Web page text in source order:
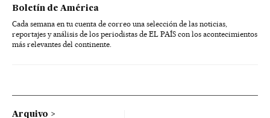
Boletín de América
Cada semana en tu cuenta de correo una selección de las noticias,
reportajes y análisis de los periodistas de EL PAÍS con los acontecimientos
más relevantes del continente.
Arquivo